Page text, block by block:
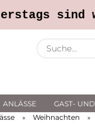
Callback Service
ANLÄSSE GAST-
» Weihnachten »